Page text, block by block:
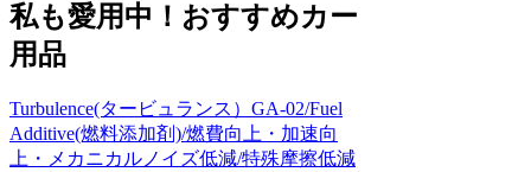
有
私も愛用中！おすすめカー
用品
Turbulence(タービュランス）GA-02/Fuel
Additive(燃料添加剤)/燃費向上・加速向
上・メカニカルノイズ低減/特殊摩擦低減